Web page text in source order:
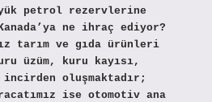
petrol rezervlerine
ne ihraç ediyor?
tarım ve gıda ürünleri
üzüm, kuru kayısı,
oluşmaktadır;
ise otomotiv ana